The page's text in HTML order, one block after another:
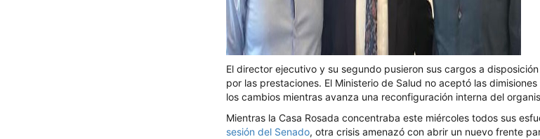
El director ejecutivo y su segundo pusieron sus cargos a
por las prestaciones. El Ministerio de Salud no aceptó las
los cambios mientras avanza una reconfiguración interna del
Mientras la Casa Rosada concentraba este miércoles todos sus
sesión del Senado, otra crisis amenazó con abrir un nuevo frente